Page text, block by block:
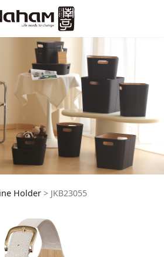
Holder > JKB23055